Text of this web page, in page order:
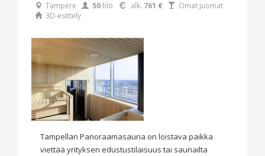
Tampere 50 hlö alk. 761 €
Omat juomat
3D-esittely
Tampellan Panoraamasauna on loistava paikka
viettää yrityksen edustustilaisuus tai saunailta